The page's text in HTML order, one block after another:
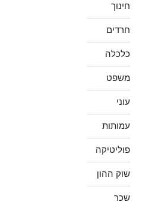
חינוך
חרדים
כלכלה
משפט
עוני
עמותות
פוליטיקה
שוק ההון
שכר